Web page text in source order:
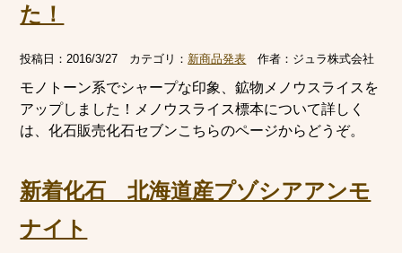
た！
投稿日：2016/3/27 カテゴリ： 新商品発表 作者： ジュラ株式会社
モノトーン系でシャープな印象、鉱物メノウスライスを
アップしました！メノウスライス標本について詳しく
は、化石販売化石セブンこちらのページからどうぞ。
新着化石 北海道産プゾシアアンモ
ナイト